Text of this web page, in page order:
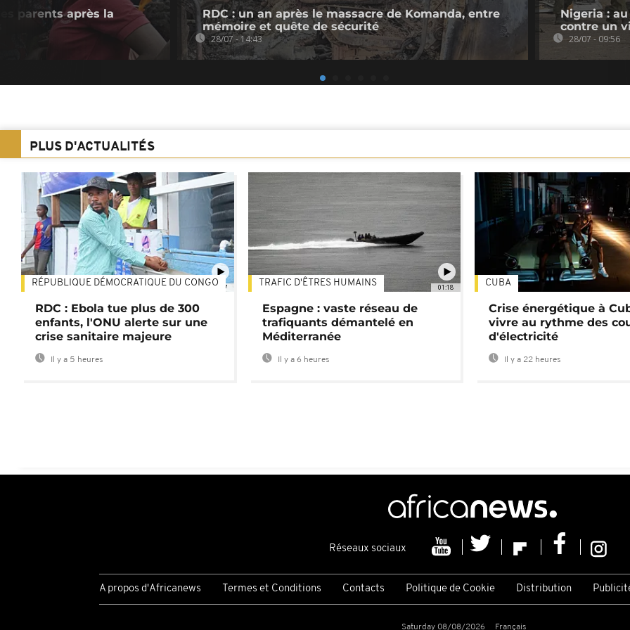
parents après la
RDC : un an après le massacre de Komanda, entre
mémoire et quête de sécurité
28/07 - 14:43
Nigeria :
contre un
28/07 - 09:56
PLUS D'ACTUALITÉS
01:47
RÉPUBLIQUE DÉMOCRATIQUE DU CONGO
RDC : Ebola tue plus de 300
enfants, l'ONU alerte sur une
crise sanitaire majeure
Il y a 5 heures
01:18
TRAFIC D'ÊTRES HUMAINS
Espagne : vaste réseau de
trafiquants démantelé en
Méditerranée
Il y a 6 heures
CUBA
Crise énergétique à
vivre au rythme des
d'électricité
Il y a 22 heures
Réseaux sociaux
A propos d'Africanews Termes et Conditions Contacts Politique de Cookie Distribution
Saturday 08/08/2026